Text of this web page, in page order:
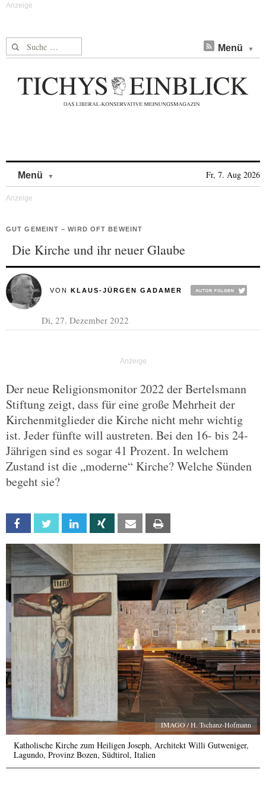
Suche nach: Menü
Menü Fr, 7. Aug 2026
GUT GEMEINT – WIRD OFT BEWEINT
Die Kirche und ihr neuer Glaube
VON KLAUS-JÜRGEN GADAMER
Di, 27. Dezember 2022
Der neue Religionsmonitor 2022 der Bertelsmann
Stiftung zeigt, dass für eine große Mehrheit der
Kirchenmitglieder die Kirche nicht mehr wichtig
ist. Jeder fünfte will austreten. Bei den 16- bis 24-
Jährigen sind es sogar 41 Prozent. In welchem
Zustand ist die „moderne“ Kirche? Welche Sünden
begeht sie?
Facebook Twitter Linkedin Xing Email
IMAGO / H. Tschanz-Hofmann
Katholische Kirche zum Heiligen Joseph, Architekt Willi Gutweniger,
Lagundo, Provinz Bozen, Südtirol, Italien